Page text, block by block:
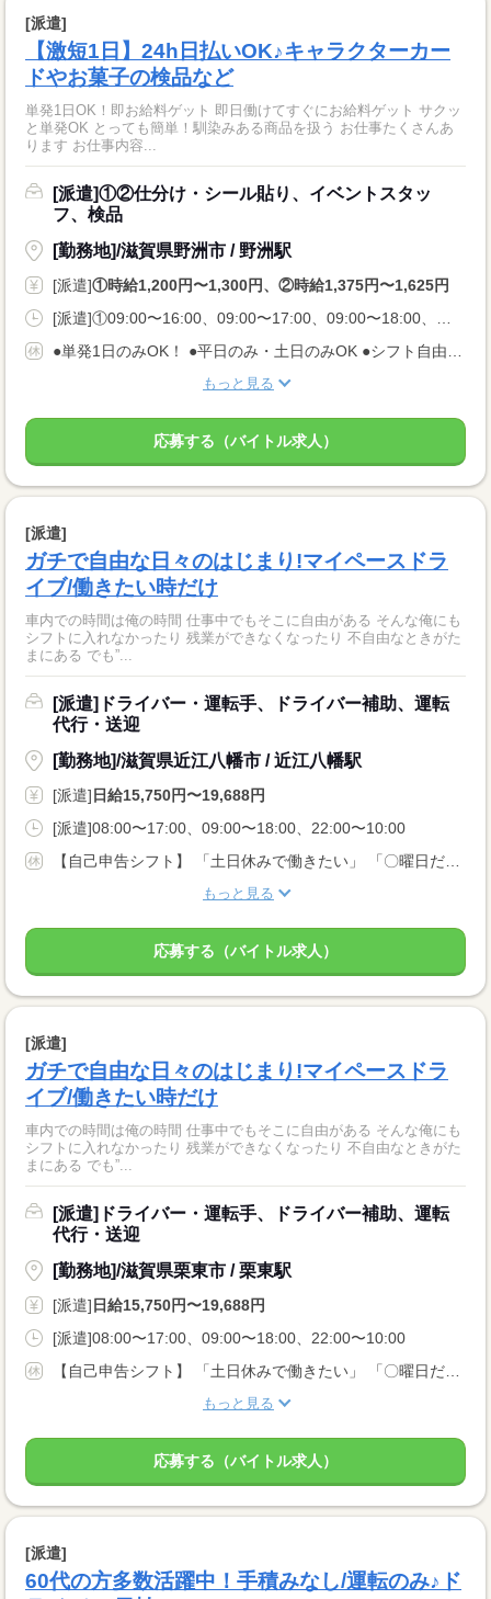
[派遣]
【激短1日】24h日払いOK♪キャラクターカー
ドやお菓子の検品など
単発1日OK！即お給料ゲット 即日働けてすぐにお給料ゲット サクッ
と単発OK とっても簡単！馴染みある商品を扱う お仕事たくさんあ
ります お仕事内容...
[派遣]①②仕分け・シール貼り、イベントスタッ
フ、検品
[勤務地]/滋賀県野洲市 / 野洲駅
[派遣]①時給1,200円〜1,300円、②時給1,375円〜1,625円
もっと見る
応募する（バイトル求人）
[派遣]
ガチで自由な日々のはじまり!マイペースドラ
イブ/働きたい時だけ
車内での時間は俺の時間 仕事中でもそこに自由がある そんな俺にも
シフトに入れなかったり 残業ができなくなったり 不自由なときがた
まにある でも”...
[派遣]ドライバー・運転手、ドライバー補助、運転
代行・送迎
[勤務地]/滋賀県近江八幡市 / 近江八幡駅
[派遣] 日給15,750円〜19,688円
[派遣]08:00〜17:00、09:00〜18:00、22:00〜10:00
もっと見る
応募する（バイトル求人）
[派遣]
ガチで自由な日々のはじまり!マイペースドラ
イブ/働きたい時だけ
車内での時間は俺の時間 仕事中でもそこに自由がある そんな俺にも
シフトに入れなかったり 残業ができなくなったり 不自由なときがた
まにある でも”...
[派遣]ドライバー・運転手、ドライバー補助、運転
代行・送迎
[勤務地]/滋賀県栗東市 / 栗東駅
[派遣] 日給15,750円〜19,688円
[派遣]08:00〜17:00、09:00〜18:00、22:00〜10:00
もっと見る
応募する（バイトル求人）
[派遣]
60代の方多数活躍中！手積みなし/運転のみ♪ド